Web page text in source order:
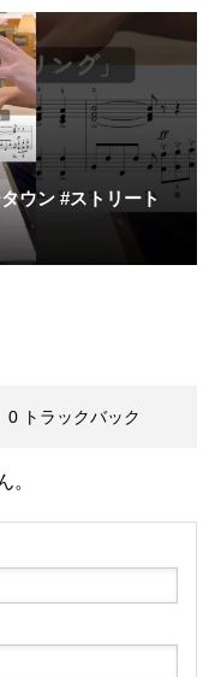
ウン #ストリート
0 トラックバック
。